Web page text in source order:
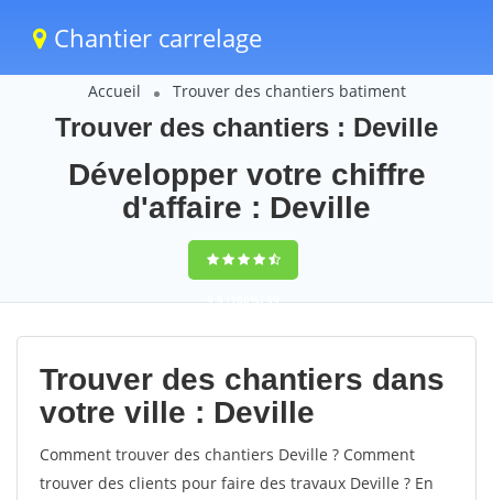
Chantier carrelage
Accueil Trouver des chantiers batiment
Trouver des chantiers : Deville
Développer votre chiffre
d'affaire : Deville
9,5(100%)59
votes
Trouver des chantiers dans
votre ville : Deville
Comment trouver des chantiers Deville ? Comment
trouver des clients pour faire des travaux Deville ? En